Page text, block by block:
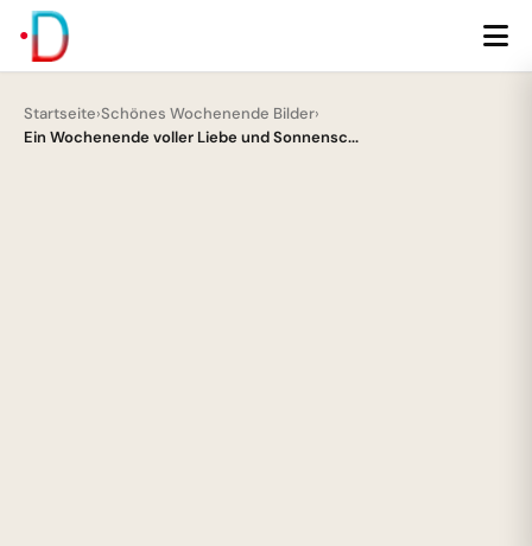
Startseite›Schönes Wochenende Bilder›
Ein Wochenende voller Liebe und Sonnensc...